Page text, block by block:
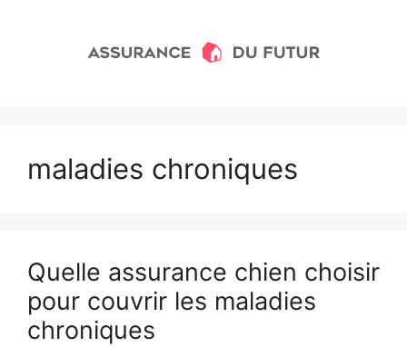
maladies chroniques
Quelle assurance chien choisir
pour couvrir les maladies
chroniques